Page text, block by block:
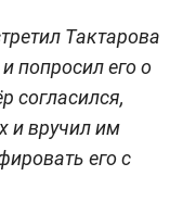
Тактарова
попросил его о
согласился,
и вручил им
его с